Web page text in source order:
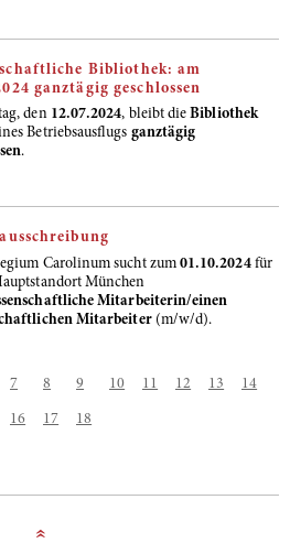
Bibliothek: am
ganztägig geschlossen
den 12.07.2024, bleibt die Bibliothek
Betriebsausflugs ganztägig
.
Carolinum sucht zum 01.10.2024 für
München
Mitarbeiterin/einen
Mitarbeiter (m/w/d).
7 8 9 10 11 12 13 14
16 17 18
»